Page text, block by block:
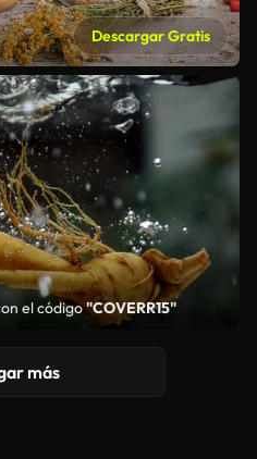
Descargar Gratis
el código"COVERR15"
más